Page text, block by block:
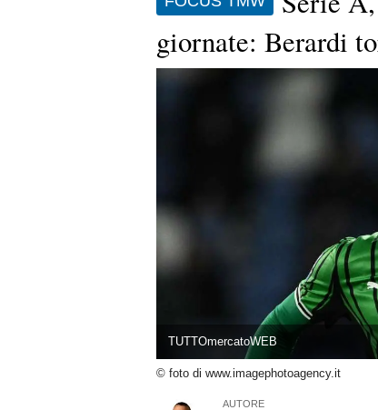
giornate: Berardi
TUTTOmercatoWEB
© foto di www.imagephotoagency.it
AUTORE